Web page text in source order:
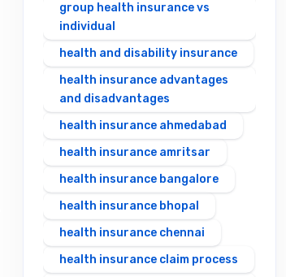
group health insurance vs
individual
health and disability insurance
health insurance advantages
and disadvantages
health insurance ahmedabad
health insurance amritsar
health insurance bangalore
health insurance bhopal
health insurance chennai
health insurance claim process